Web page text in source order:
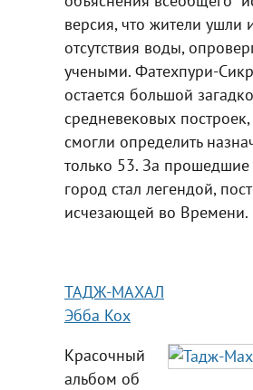
версия, что жители ушли
отсутствия воды,
учеными. Фатехпури-
остается большой
средневековых
смогли определить
только 53. За прошедшие
город стал легендой,
исчезающей во Времени.
ТАДЖ-МАХАЛ
Эбба Кох
Красочный
альбом об